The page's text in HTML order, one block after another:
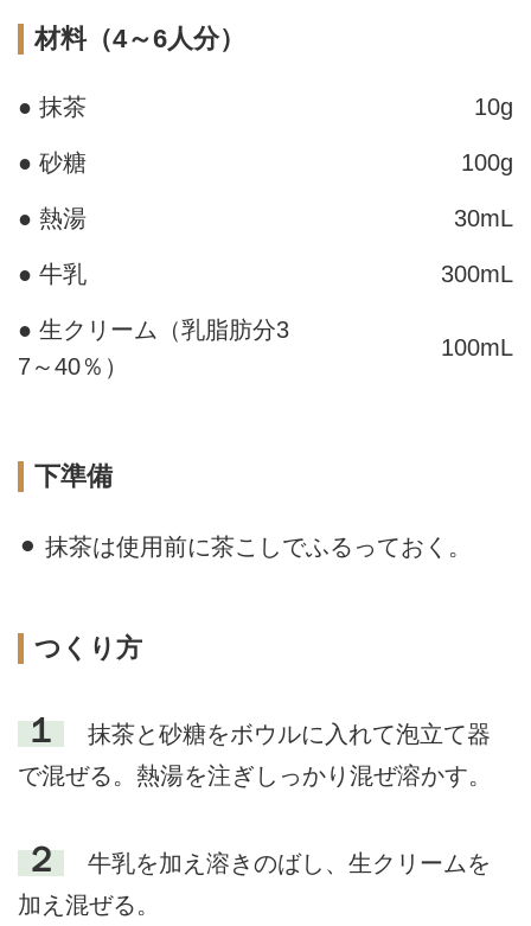
材料（4～6人分）
● 抹茶 10g
● 砂糖 100g
● 熱湯 30mL
● 牛乳 300mL
● 生クリーム（乳脂肪分3
7～40％）
100mL
下準備
⚫︎ 抹茶は使用前に茶こしでふるっておく。
つくり方
１
抹茶と砂糖をボウルに入れて泡立て器
で混ぜる。熱湯を注ぎしっかり混ぜ溶かす。
２
牛乳を加え溶きのばし、生クリームを
加え混ぜる。